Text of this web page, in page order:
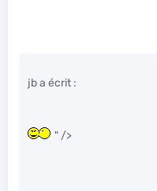
jb a écrit :
" />